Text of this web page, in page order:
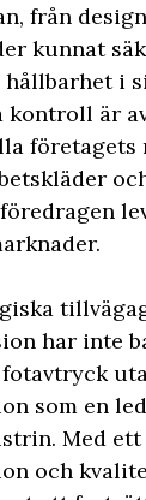
från
kunnat
i
kontroll är
företagets
har inte
som en
Med
och